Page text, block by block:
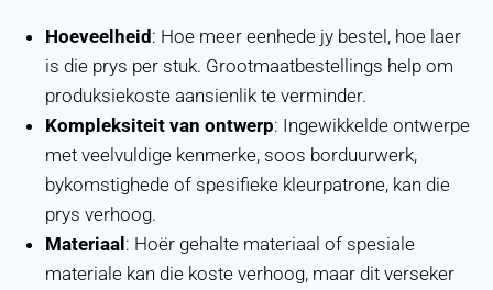
Hoeveelheid: Hoe meer eenhede jy bestel, hoe laer
is die prys per stuk. Grootmaatbestellings help om
produksiekoste aansienlik te verminder.
Kompleksiteit van ontwerp: Ingewikkelde ontwerpe
met veelvuldige kenmerke, soos borduurwerk,
bykomstighede of spesifieke kleurpatrone, kan die
prys verhoog.
Materiaal: Hoër gehalte materiaal of spesiale
materiale kan die koste verhoog, maar dit verseker